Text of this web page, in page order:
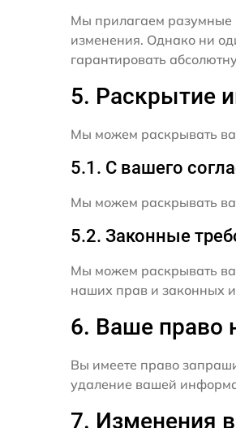
Мы прилагаем разумные
изменения. Однако ни
гарантировать
5. Раскрытие
Мы можем раскрывать
5.1. С вашего
Мы можем раскрывать
5.2. Законные
Мы можем раскрывать
наших прав и законных
6. Ваше право
Вы имеете право
удаление вашей
7. Изменения